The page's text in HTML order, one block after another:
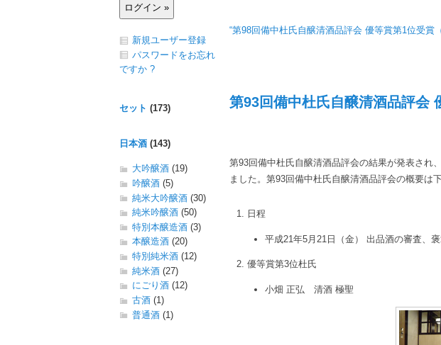
“第98回備中杜氏自醸清酒品評会 優等賞第1位受賞
第93回備中杜氏自醸清酒品評会
第93回備中杜氏自醸清酒品評会の結果が発表され
ました。第93回備中杜氏自醸清酒品評会の概要は
日程
平成21年5月21日（金） 出品酒の審査、
優等賞第3位杜氏
小畑 正弘 清酒 極聖
新規ユーザー登録
パスワードをお忘れ
ですか ?
セット (173)
日本酒 (143)
大吟醸酒 (19)
吟醸酒 (5)
純米大吟醸酒 (30)
純米吟醸酒 (50)
特別本醸造酒 (3)
本醸造酒 (20)
特別純米酒 (12)
純米酒 (27)
にごり酒 (12)
古酒 (1)
普通酒 (1)